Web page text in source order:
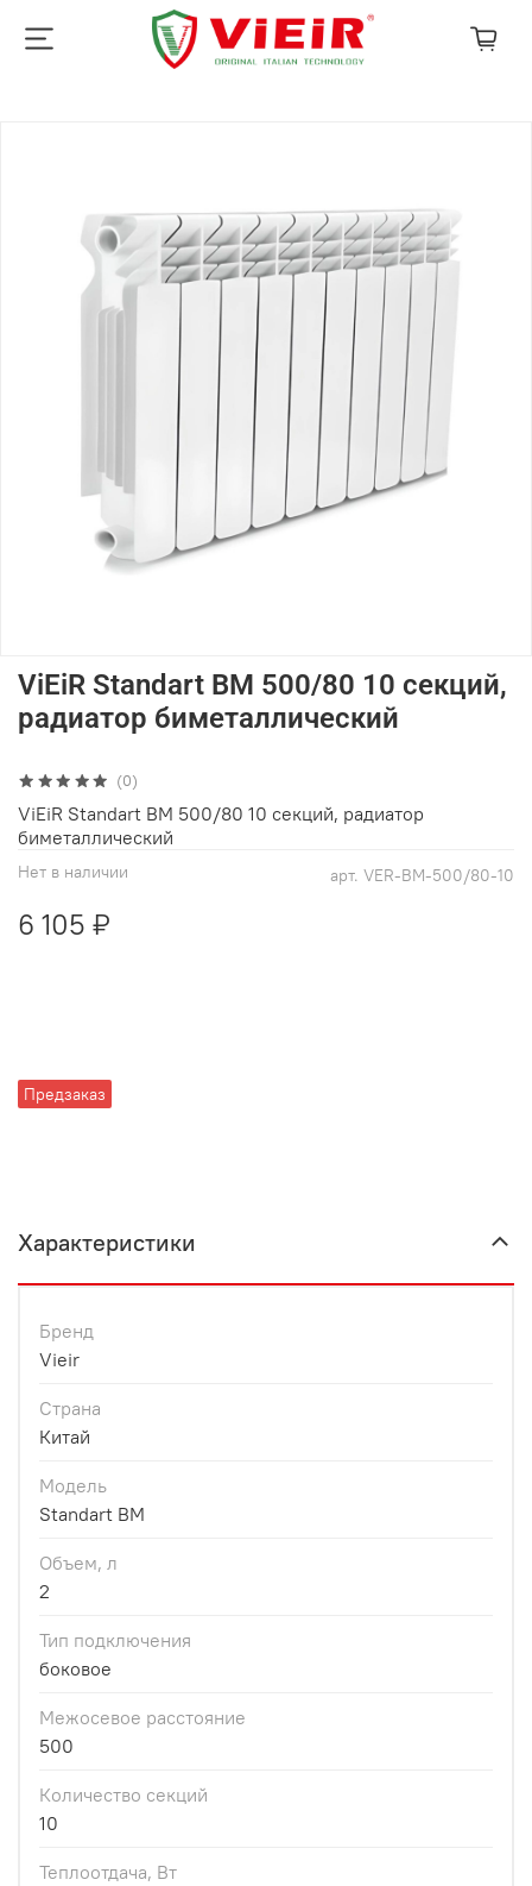
(0)
арт. VER-BM-500/80-10
Нет в наличии
Предзаказ
ViEiR Standart BM 500/80 10 секций,
радиатор биметаллический
6 105 ₽
ViEiR Standart BM 500/80 10 секций, радиатор
биметаллический
Характеристики
Бренд
Vieir
Страна
Китай
Модель
Standart BM
Объем, л
2
Тип подключения
боковое
Межосевое расстояние
500
Количество секций
10
Теплоотдача, Вт